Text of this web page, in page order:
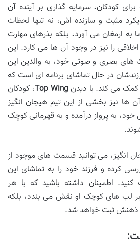
کودکان، سرمایه گذاری بر آینده آن
مثبت و سازنده اش، نه تنها لحظات
به ارمغان می آورد، بلکه بذرهای مهارت
را نیز در وجود آن ها می کارد. این
های بصری و صوتی خود، به والدین این
در حال تماشای برنامه ای است که
می کند. با دیدن Top Wing، کودکان
ها نیز بخشی از این تیم هیجان انگیز
به پرواز درآمده و به قهرمانی کوچک
انگیز، می توانید قسمت های موجود از
کرده و فرزند خود را به تماشای این
کنید. اطمینان داشته باشید که با هر
لب های کوچک او نقش می بندد، بلکه
ذهنش ثبت خواهد شد.